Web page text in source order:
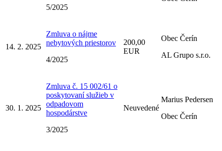
5/2025
14. 2. 2025
Zmluva o nájme
nebytových priestorov
4/2025
200,00
EUR
Obec Čerín
AL Grupo s.r.o.
30. 1. 2025
Zmluva č. 15 002/61 o
poskytovaní služieb v
odpadovom
hospodárstve
3/2025
Neuvedené
Marius Pedersen
Obec Čerín